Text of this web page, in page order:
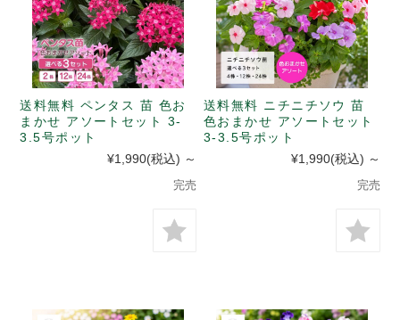
送料無料 ペンタス 苗 色お
まかせ アソートセット 3-
3.5号ポット
¥1,990(税込) ～
完売
送料無料 ニチニチソウ 苗
色おまかせ アソートセット
3-3.5号ポット
¥1,990(税込) ～
完売